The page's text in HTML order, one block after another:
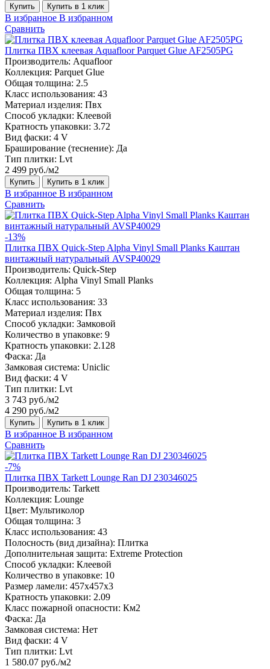
Купить Купить в 1 клик
В избранное В избранном
Сравнить
Плитка ПВХ клеевая Aquafloor Parquet Glue AF2505PG
Производитель: Aquafloor
Коллекция: Parquet Glue
Общая толщина: 2.5
Класс использования: 43
Материал изделия: Пвх
Способ укладки: Клеевой
Кратность упаковки: 3.72
Вид фаски: 4 V
Браширование (теснение): Да
Тип плитки: Lvt
2 499 руб./м2
Купить Купить в 1 клик
В избранное В избранном
Сравнить
-13%
Плитка ПВХ Quick-Step Alpha Vinyl Small Planks Каштан
винтажный натуральный AVSP40029
Производитель: Quick-Step
Коллекция: Alpha Vinyl Small Planks
Общая толщина: 5
Класс использования: 33
Материал изделия: Пвх
Способ укладки: Замковой
Количество в упаковке: 9
Кратность упаковки: 2.128
Фаска: Да
Замковая система: Uniclic
Вид фаски: 4 V
Тип плитки: Lvt
3 743 руб./м2
4 290 руб./м2
Купить Купить в 1 клик
В избранное В избранном
Сравнить
-7%
Плитка ПВХ Tarkett Lounge Ran DJ 230346025
Производитель: Tarkett
Коллекция: Lounge
Цвет: Мультиколор
Общая толщина: 3
Класс использования: 43
Полосность (вид дизайна): Плитка
Дополнительная защита: Extreme Protection
Способ укладки: Клеевой
Количество в упаковке: 10
Размер ламели: 457x457x3
Кратность упаковки: 2.09
Класс пожарной опасности: Км2
Фаска: Да
Замковая система: Нет
Вид фаски: 4 V
Тип плитки: Lvt
1 580.07 руб./м2